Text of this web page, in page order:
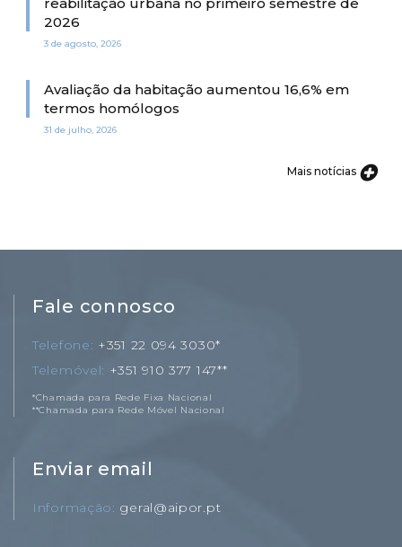
2026
3 de agosto, 2026
Avaliação da habitação aumentou 16,6% em
termos homólogos
31 de julho, 2026
Mais notícias
Fale connosco
Telefone
+351 22 094 3030*
Telemóvel
+351 910 377 147**
*Chamada para Rede Fixa Nacional
**Chamada para Rede Móvel Nacional
Enviar email
Informação geral@aipor.pt